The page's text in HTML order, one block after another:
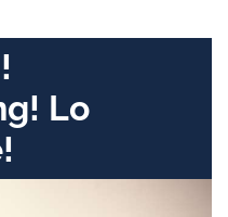
Lo